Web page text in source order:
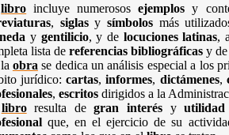
libro incluye numerososejemplos y
, siglasy símbolosmás
y gentilicio, y de locuciones latinas,
lista dereferencias bibliográficas y
obra se dedica un análisis especial a los
jurídico:cartas,informes, dictámenes,
,escritos dirigidos a la
libroresulta degran interésyutilidad
que, en el ejercicio de su